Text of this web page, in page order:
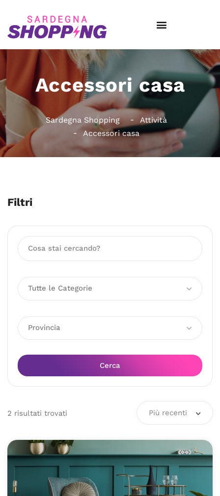
Accessori casa
Sardegna Shopping
Attività
Accessori casa
Filtri
Tutte le Categorie
Provincia
Cerca
2 risultati trovati Più recenti